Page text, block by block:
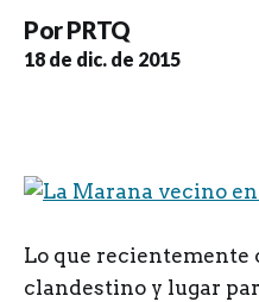
PorPRTQ
18 de dic. de 2015
Lo que
clandestino y lugar